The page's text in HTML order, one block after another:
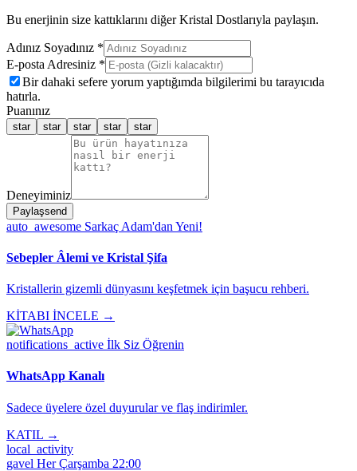
Bu enerjinin size kattıklarını diğer Kristal Dostlarıyla paylaşın.
Adınız Soyadınız *
E-posta Adresiniz *
Bir dahaki sefere yorum yaptığımda bilgilerimi bu tarayıcıda
hatırla.
Puanınız
star star star star star
Deneyiminiz
Paylaşsend
auto_awesome Sarkaç Adam'dan Yeni!
Sebepler Âlemi ve Kristal Şifa
Kristallerin gizemli dünyasını keşfetmek için başucu rehberi.
KİTABI İNCELE →
notifications_active İlk Siz Öğrenin
WhatsApp Kanalı
Sadece üyelere özel duyurular ve flaş indirimler.
KATIL →
local_activity
gavel Her Çarşamba 22:00